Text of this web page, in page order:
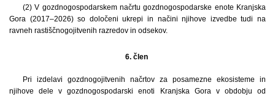
(2) V gozdnogospodarskem načrtu gozdnogospodarske enote Kranjska
Gora (2017–2026) so določeni ukrepi in načini njihove izvedbe tudi na
ravneh rastiščnogojitvenih razredov in odsekov.
6. člen
Pri izdelavi gozdnogojitvenih načrtov za posamezne ekosisteme in
njihove dele v gozdnogospodarski enoti Kranjska Gora v obdobju od